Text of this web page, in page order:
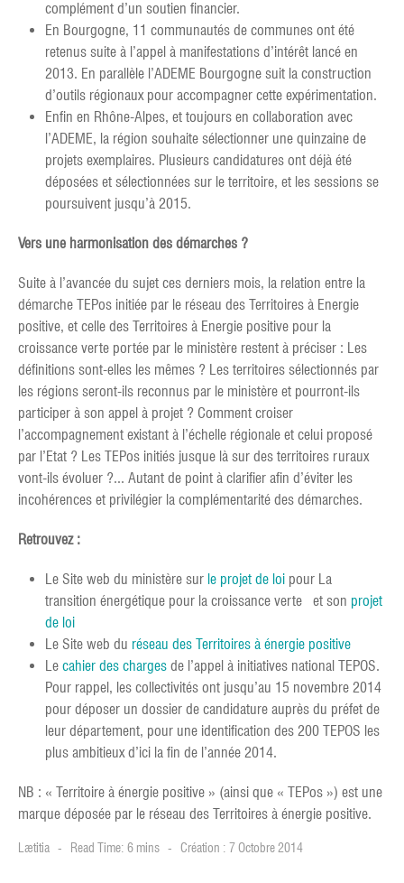
complément d’un soutien financier.
En Bourgogne, 11 communautés de communes ont été
retenus suite à l’appel à manifestations d’intérêt lancé en
2013. En parallèle l’ADEME Bourgogne suit la construction
d’outils régionaux pour accompagner cette expérimentation.
Enfin en Rhône-Alpes, et toujours en collaboration avec
l’ADEME, la région souhaite sélectionner une quinzaine de
projets exemplaires. Plusieurs candidatures ont déjà été
déposées et sélectionnées sur le territoire, et les sessions se
poursuivent jusqu’à 2015.
Vers une harmonisation des démarches ?
Suite à l’avancée du sujet ces derniers mois, la relation entre la
démarche TEPos initiée par le réseau des Territoires à Energie
positive, et celle des Territoires à Energie positive pour la
croissance verte portée par le ministère restent à préciser : Les
définitions sont-elles les mêmes ? Les territoires sélectionnés par
les régions seront-ils reconnus par le ministère et pourront-ils
participer à son appel à projet ? Comment croiser
l’accompagnement existant à l’échelle régionale et celui proposé
par l’Etat ? Les TEPos initiés jusque là sur des territoires ruraux
vont-ils évoluer ?... Autant de point à clarifier afin d’éviter les
incohérences et privilégier la complémentarité des démarches.
Retrouvez :
Le Site web du ministère sur le projet de loi pour La
transition énergétique pour la croissance verte et son projet
de loi
Le Site web du réseau des Territoires à énergie positive
Le cahier des charges de l’appel à initiatives national TEPOS.
Pour rappel, les collectivités ont jusqu’au 15 novembre 2014
pour déposer un dossier de candidature auprès du préfet de
leur département, pour une identification des 200 TEPOS les
plus ambitieux d’ici la fin de l’année 2014.
NB : « Territoire à énergie positive » (ainsi que « TEPos ») est une
marque déposée par le réseau des Territoires à énergie positive.
Lætitia Read Time: 6 mins Création : 7 Octobre 2014